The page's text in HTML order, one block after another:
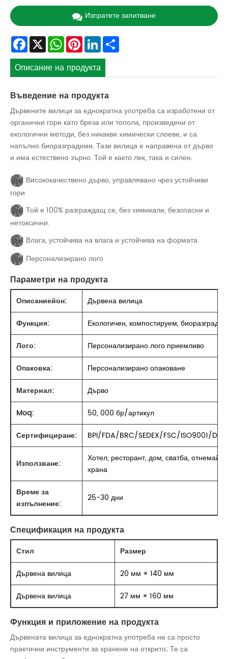
Изпратете запитване
Facebook
X WhatsApp
Pinterest
LinkedIn
Описание на продукта
Въведение на продукта
Дървените вилици за еднократна употреба са изработени от
органични гори като бреза или топола, произведени от
екологични методи, без никакви химически слоеве, и са
напълно биоразградими. Тази вилица е направена от дърво
и има естествено зърно. Той е както лек, така и силен.
Висококачествено дърво, управлявано чрез устойчиви
гори
Той е 100% разграждащ се, без химикали, безопасни и
нетоксични.
Влага, устойчива на влага и устойчива на формата
Персонализирано лого
Параметри на продукта
Описаниейон:
Дървена вилица
Функция:
Екологичен, компостируем, биоразградим
Лого:
Персонализирано лого приемливо
Опаковка:
Персонализирано опаковане
Материал:
Дърво
Moq:
50, 000 бр/артикул
Сертифициране:
BPI/FDA/BRC/SEDEX/FSC/ISO9001/
Използване:
Хотел, ресторант, дом, сватба, отнемайте
храна
Време за
изпълнение:
25-30 дни
Спецификация на продукта
Стил
Размер
Дървена вилица
20 мм × 140 мм
Дървена вилица
27 мм × 160 мм
Функция и приложение на продукта
Дървената вилица за еднократна употреба не са просто
практични инструменти за хранене на открито; Те са